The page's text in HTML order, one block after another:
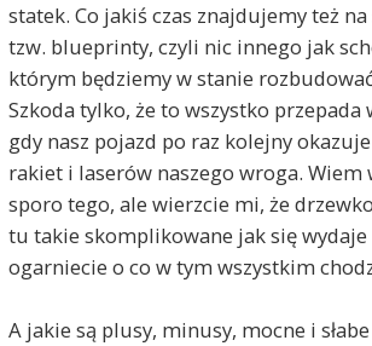
statek. Co jakiś czas znajdujemy też
tzw. blueprinty, czyli nic innego jak
którym będziemy w stanie
Szkoda tylko, że to wszystko przepada
gdy nasz pojazd po raz kolejny okazuje
rakiet i laserów naszego wroga. Wiem
sporo tego, ale wierzcie mi, że
tu takie skomplikowane jak się wydaje
ogarniecie o co w tym wszystkim
A jakie są plusy, minusy, mocne i